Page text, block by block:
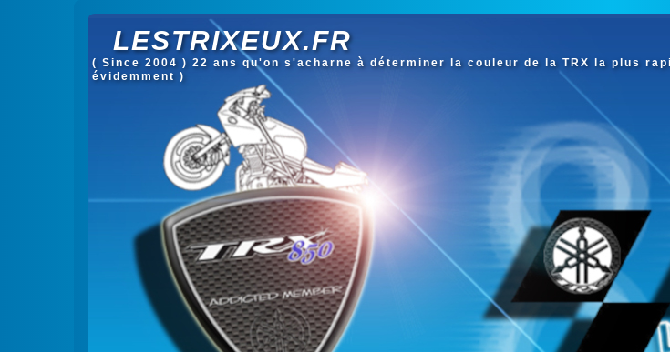
LESTRIXEUX.FR
( Since 2004 ) 22 ans qu'on s'acharne à déterminer la couleur de la TRX la plus
évidemment )